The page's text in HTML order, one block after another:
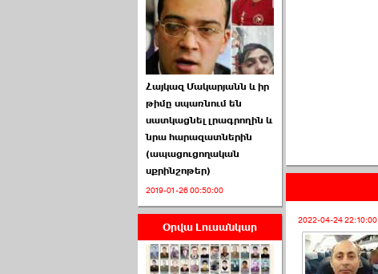
Սահմանադրական
դատարանը մերժեց ›››
2026-07-02 00:39:00
ՈՒՂԻՂ․ ԱԺ-ն
Կառավարության ›››
Հայկազ Մակարյանն և իր
թիմը սպառնում են
սատկացնել լրագրողին և
նրա հարազատներին
(ապացուցողական
սքրինշոթեր)
2019-01-26 00:50:00
Օրվա Լուսանկար 2022-04-24 22:10:00